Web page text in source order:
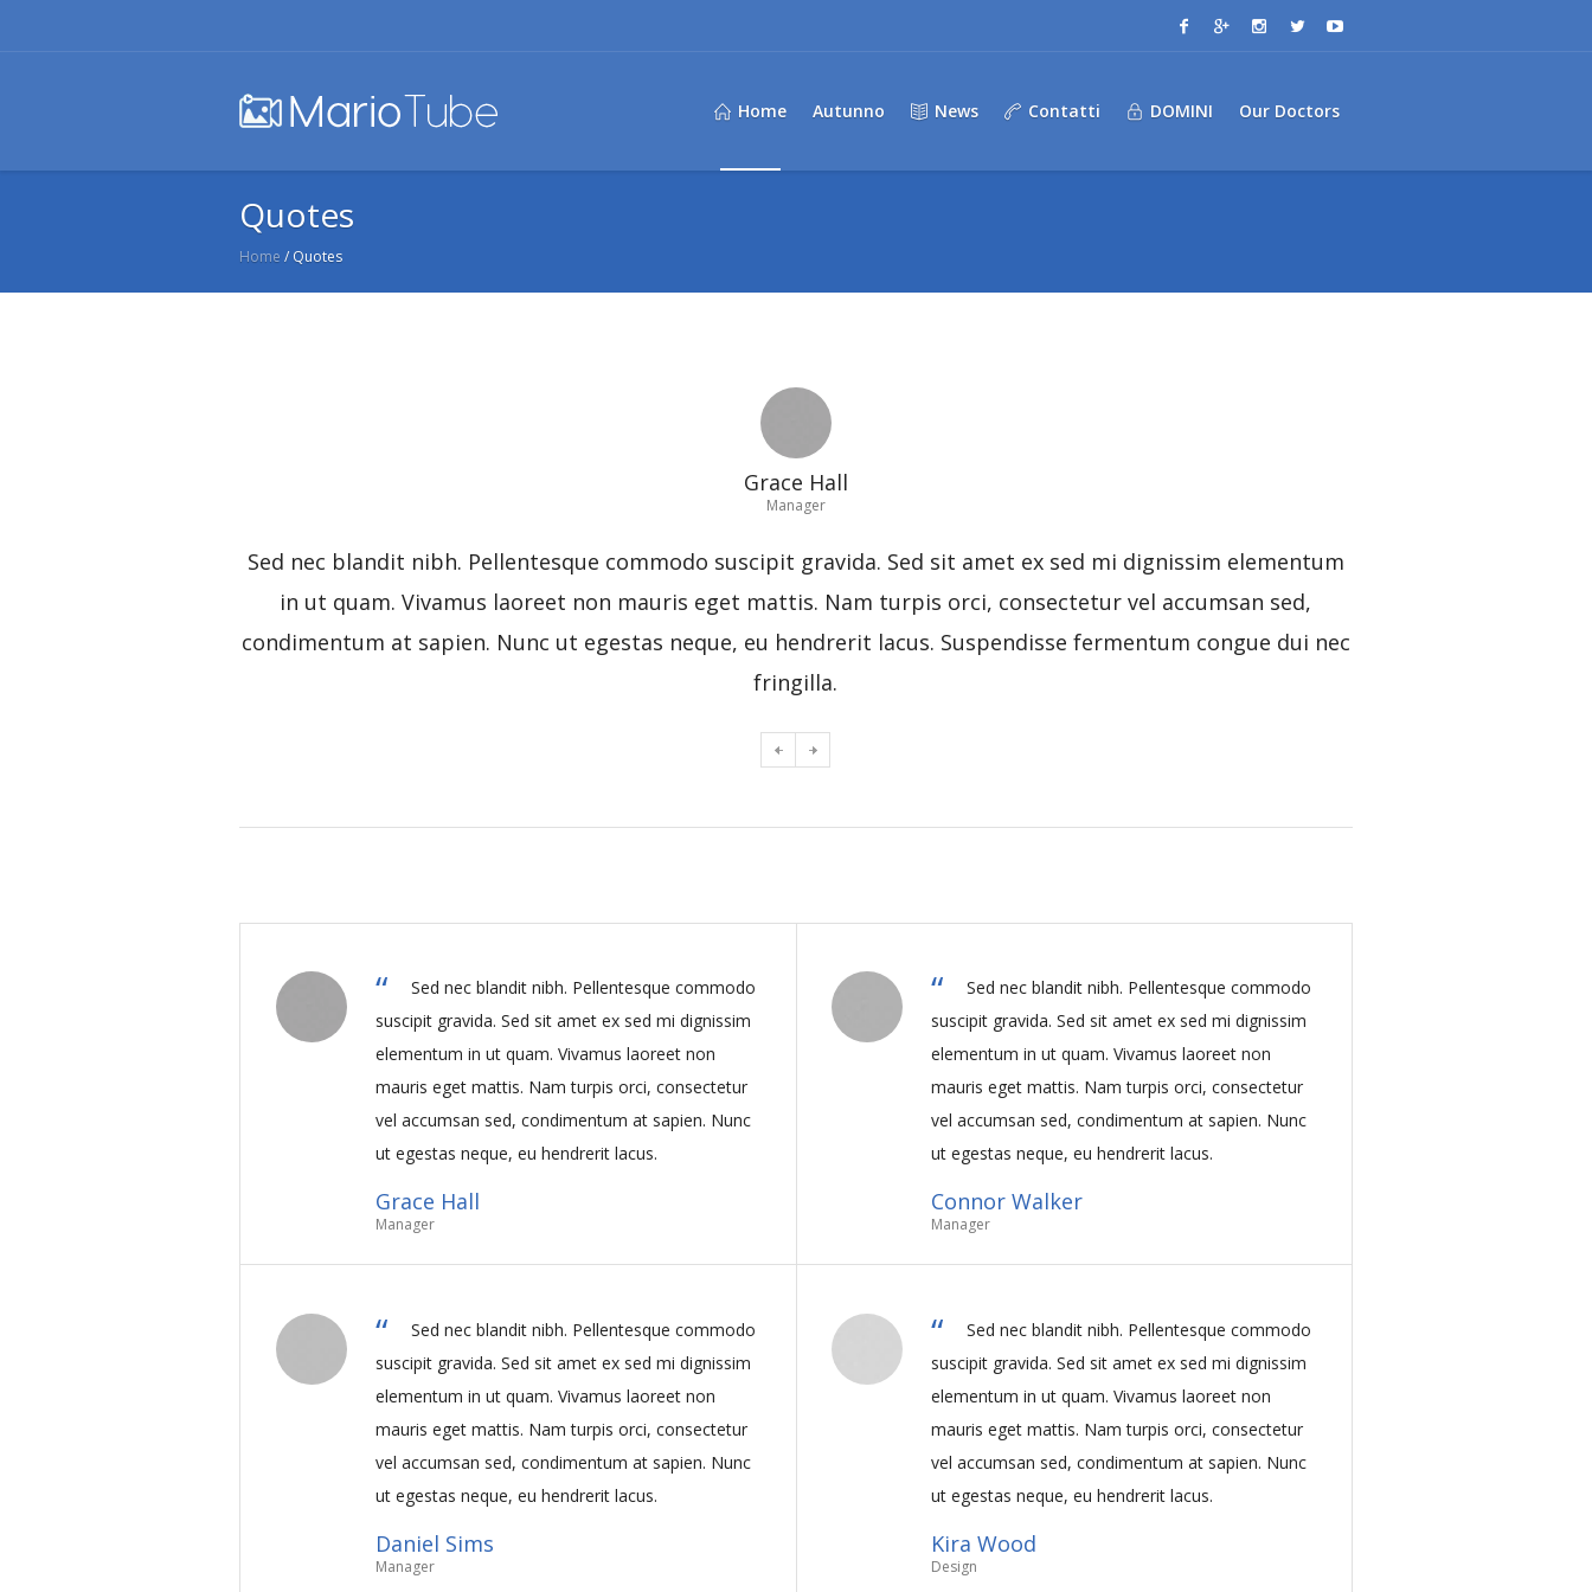
Home Autunno News Contatti DOMINI Our Doctors
Quotes
Home / Quotes
Grace Hall
Manager
Sed nec blandit nibh. Pellentesque commodo suscipit gravida. Sed sit amet ex sed mi dignissim elementum
in ut quam. Vivamus laoreet non mauris eget mattis. Nam turpis orci, consectetur vel accumsan sed,
condimentum at sapien. Nunc ut egestas neque, eu hendrerit lacus. Suspendisse fermentum congue dui nec
fringilla.
Sed nec blandit nibh. Pellentesque commodo
suscipit gravida. Sed sit amet ex sed mi dignissim
elementum in ut quam. Vivamus laoreet non
mauris eget mattis. Nam turpis orci, consectetur
vel accumsan sed, condimentum at sapien. Nunc
ut egestas neque, eu hendrerit lacus.
Grace Hall
Manager
Sed nec blandit nibh. Pellentesque commodo
suscipit gravida. Sed sit amet ex sed mi dignissim
elementum in ut quam. Vivamus laoreet non
mauris eget mattis. Nam turpis orci, consectetur
vel accumsan sed, condimentum at sapien. Nunc
ut egestas neque, eu hendrerit lacus.
Connor Walker
Manager
Sed nec blandit nibh. Pellentesque commodo
suscipit gravida. Sed sit amet ex sed mi dignissim
elementum in ut quam. Vivamus laoreet non
mauris eget mattis. Nam turpis orci, consectetur
vel accumsan sed, condimentum at sapien. Nunc
ut egestas neque, eu hendrerit lacus.
Daniel Sims
Manager
Sed nec blandit nibh. Pellentesque commodo
suscipit gravida. Sed sit amet ex sed mi dignissim
elementum in ut quam. Vivamus laoreet non
mauris eget mattis. Nam turpis orci, consectetur
vel accumsan sed, condimentum at sapien. Nunc
ut egestas neque, eu hendrerit lacus.
Kira Wood
Design